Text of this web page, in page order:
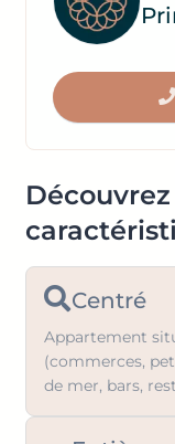
Centré
Appartement
(commerces,
de mer, bars,
key
to
get
keyboard
shortcuts
changing
dates.